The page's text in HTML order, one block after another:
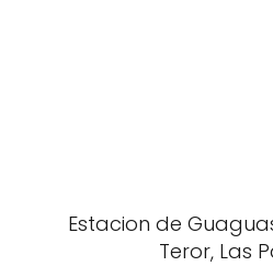
Estacion de
Teror, Las